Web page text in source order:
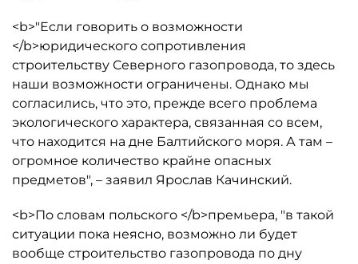
<b>"Если говорить о возможности
</b>юридического сопротивления
строительству Северного газопровода, то здесь
наши возможности ограничены. Однако мы
согласились, что это, прежде всего проблема
экологического характера, связанная со всем,
что находится на дне Балтийского моря. А там –
огромное количество крайне опасных
предметов", – заявил Ярослав Качинский.
<b>По словам польского </b>премьера, "в такой
ситуации пока неясно, возможно ли будет
вообще строительство газопровода по дну